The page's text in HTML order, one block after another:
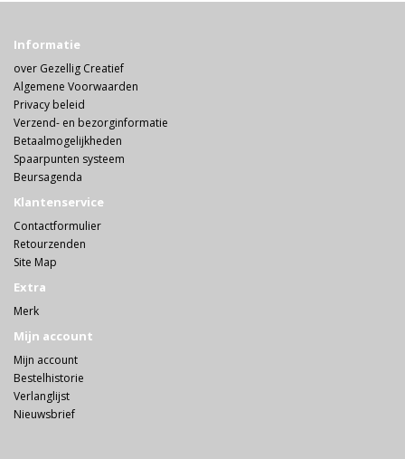
Informatie
over Gezellig Creatief
Algemene Voorwaarden
Privacy beleid
Verzend- en bezorginformatie
Betaalmogelijkheden
Spaarpunten systeem
Beursagenda
Klantenservice
Contactformulier
Retourzenden
Site Map
Extra
Merk
Mijn account
Mijn account
Bestelhistorie
Verlanglijst
Nieuwsbrief